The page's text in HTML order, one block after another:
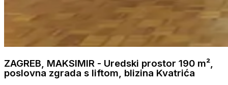
ZAGREB, MAKSIMIR - Uredski prostor 190 m²,
poslovna zgrada s liftom, blizina Kvatrića